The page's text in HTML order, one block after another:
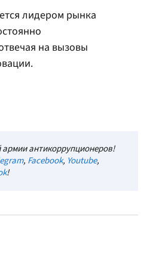
лидером рынка
на вызовы
антикоррупционеров!
, Facebook, Youtube,
!